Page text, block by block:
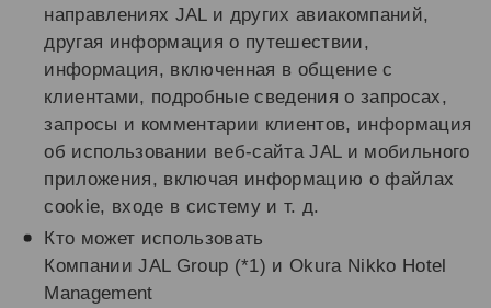
направлениях JAL и других авиакомпаний,
другая информация о путешествии,
информация, включенная в общение с
клиентами, подробные сведения о запросах,
запросы и комментарии клиентов, информация
об использовании веб-сайта JAL и мобильного
приложения, включая информацию о файлах
cookie, входе в систему и т. д.
Кто может использовать
Компании JAL Group (*1) и Okura Nikko Hotel
Management